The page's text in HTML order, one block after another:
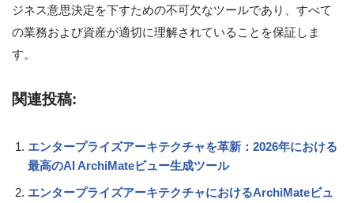
ジネス意思決定を下すための不可欠なツールであり、すべて
の業務および資産が適切に理解されていることを保証しま
す。
関連投稿:
エンタープライズアーキテクチャを革新：2026年における
最高のAI ArchiMateビュー生成ツール
エンタープライズアーキテクチャにおけるArchiMateビュ